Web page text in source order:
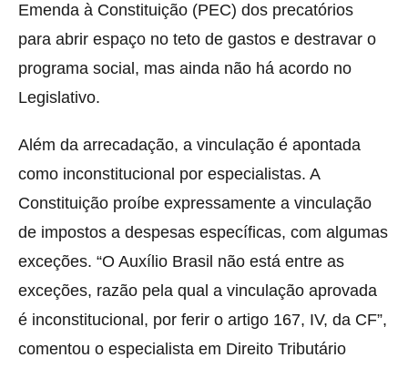
Emenda à Constituição (PEC) dos precatórios
para abrir espaço no teto de gastos e destravar o
programa social, mas ainda não há acordo no
Legislativo.
Além da arrecadação, a vinculação é apontada
como inconstitucional por especialistas. A
Constituição proíbe expressamente a vinculação
de impostos a despesas específicas, com algumas
exceções. “O Auxílio Brasil não está entre as
exceções, razão pela qual a vinculação aprovada
é inconstitucional, por ferir o artigo 167, IV, da CF”,
comentou o especialista em Direito Tributário